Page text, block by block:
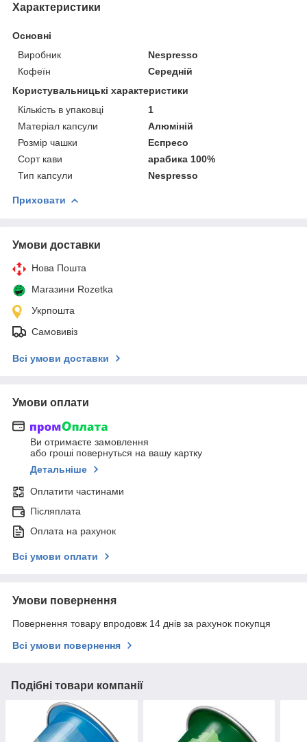
Характеристики
Основні
Виробник
Nespresso
Кофеїн
Середній
Користувальницькі характеристики
Кількість в упаковці
1
Матеріал капсули
Алюміній
Розмір чашки
Еспресо
Сорт кави
арабика 100%
Тип капсули
Nespresso
Приховати
Умови доставки
Нова Пошта
Магазини Rozetka
Укрпошта
Самовивіз
Всі умови доставки
Умови оплати
Ви отримаєте замовлення
або гроші повернуться на вашу картку
Детальніше
Оплатити частинами
Післяплата
Оплата на рахунок
Всі умови оплати
Умови повернення
Повернення товару впродовж 14 днів за рахунок покупця
Всі умови повернення
Подібні товари компанії